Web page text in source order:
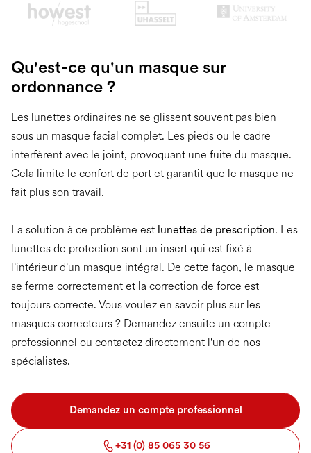
Qu'est-ce qu'un masque sur
ordonnance ?
Les lunettes ordinaires ne se glissent souvent pas bien
sous un masque facial complet. Les pieds ou le cadre
interfèrent avec le joint, provoquant une fuite du masque.
Cela limite le confort de port et garantit que le masque ne
fait plus son travail.
La solution à ce problème est lunettes de prescription. Les
lunettes de protection sont un insert qui est fixé à
l'intérieur d'un masque intégral. De cette façon, le masque
se ferme correctement et la correction de force est
toujours correcte. Vous voulez en savoir plus sur les
masques correcteurs ? Demandez ensuite un compte
professionnel ou contactez directement l'un de nos
spécialistes.
Demandez un compte professionnel
+31 (0) 85 065 30 56